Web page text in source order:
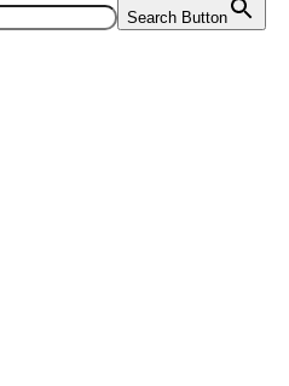
Search Button